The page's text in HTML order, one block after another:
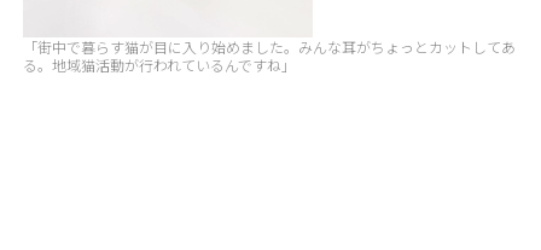
「街中で暮らす猫が目に入り始めました。みんな耳がちょっとカットしてあ
る。地域猫活動が行われているんですね」